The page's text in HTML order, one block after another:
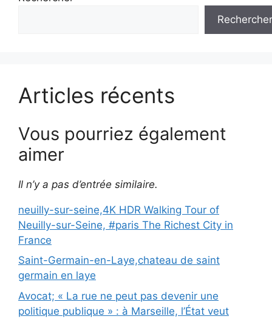
Rechercher
Articles récents
Vous pourriez également
aimer
Il n’y a pas d’entrée similaire.
neuilly-sur-seine,4K HDR Walking Tour of
Neuilly-sur-Seine, #paris The Richest City in
France
Saint-Germain-en-Laye,chateau de saint
germain en laye
Avocat; « La rue ne peut pas devenir une
politique publique » : à Marseille, l’État veut